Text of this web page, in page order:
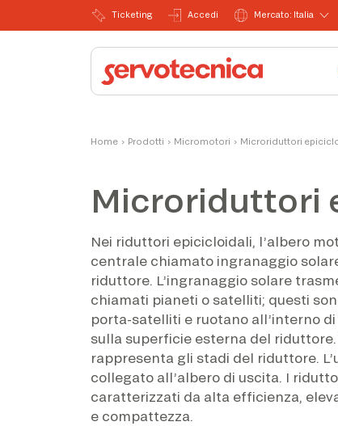
Ticketing Accedi Mercato: Italia
Home › Prodotti › Micromotori › Microriduttori
Microriduttori
Nei riduttori epicicloidali, l’albero
centrale chiamato ingranaggio
riduttore. L’ingranaggio solare
chiamati pianeti o satelliti; questi
porta-satelliti e ruotano all’interno
sulla superficie esterna del
rappresenta gli stadi del riduttore.
collegato all’albero di uscita. I
caratterizzati da alta efficienza,
e compattezza.